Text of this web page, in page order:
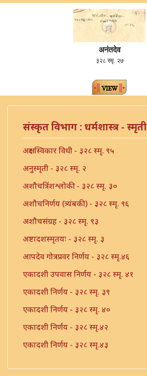
अनंतदेव
३२८ स्मृ. २७
संस्कृत विभाग : धर्मशास्त्र - स्मृती
अक्षर स्विकार विधी - ३२८ स्मृ. ९५
अनुस्मृती - ३२८ स्मृ. २
अशौचत्रिंशश्लोकी - ३२८ स्मृ. ३०
अशौचनिर्णय (त्र्यंबकी) - ३२८ स्मृ. ९६
अशौचसंग्रह - ३२८ स्मृ. ९३
अष्टादशस्मृतयः - ३२८ स्मृ. ३
आपदेव गोत्रप्रवर निर्णय - ३२८ स्मृ.४६
एकादशी उपवास निर्णय - ३२८ स्मृ. ४१
एकादशी निर्णय - ३२८ स्मृ. ३९
एकादशी निर्णय - ३२८ स्मृ. ४०
एकादशी निर्णय - ३२८ स्मृ.४२
एकादशी निर्णय - ३२८ स्मृ.४३